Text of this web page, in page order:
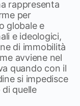
rappresenta
per
globale e
e ideologici,
di immobilità
avviene nel
quando con il
si impedisce
quelle